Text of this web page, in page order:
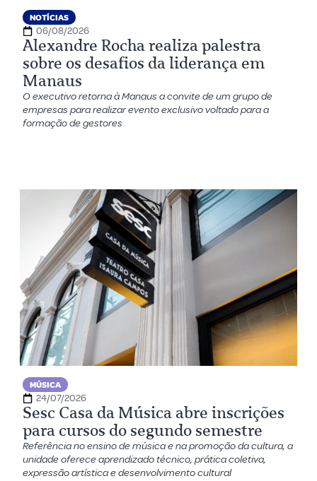
NOTÍCIAS
06/08/2026
Alexandre Rocha realiza palestra
sobre os desafios da liderança em
Manaus
O executivo retorna à Manaus a convite de um grupo de
empresas para realizar evento exclusivo voltado para a
formação de gestores
MÚSICA
24/07/2026
Sesc Casa da Música abre inscrições
para cursos do segundo semestre
Referência no ensino de música e na promoção da cultura, a
unidade oferece aprendizado técnico, prática coletiva,
expressão artística e desenvolvimento cultural